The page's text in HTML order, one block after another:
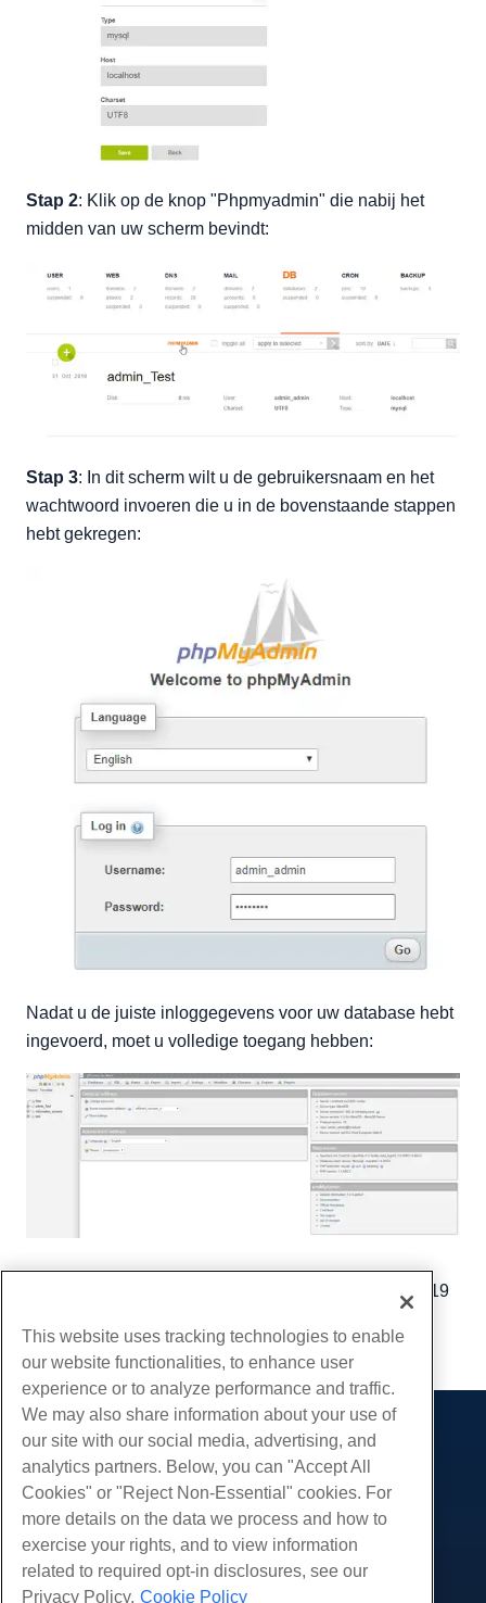
Stap 2: Klik op de knop "Phpmyadmin" die nabij het
midden van uw scherm bevindt:
Stap 3: In dit scherm wilt u de gebruikersnaam en het
wachtwoord invoeren die u in de bovenstaande stappen
hebt gekregen:
Nadat u de juiste inloggegevens voor uw database hebt
ingevoerd, moet u volledige toegang hebben:
November 16, 2019
Kopiëren URL
Producten
Web hosting
Zakelijke hosting
White Label-wederverkoper
Beheerde Linux VPS
Diensten
Website-migraties
Gemeenschap
Productdocumentatie
Tutorials
Bedrijf
This website uses tracking technologies to enable
our website functionalities, to enhance user
experience or to analyze performance and traffic.
We may also share information about your use of
our site with our social media, advertising, and
analytics partners. Below, you can "Accept All
Cookies" or "Reject Non-Essential" cookies. For
more details on the data we process and how to
exercise your rights, and to view information
related to required opt-in disclosures, see our
Privacy Policy. Cookie Policy